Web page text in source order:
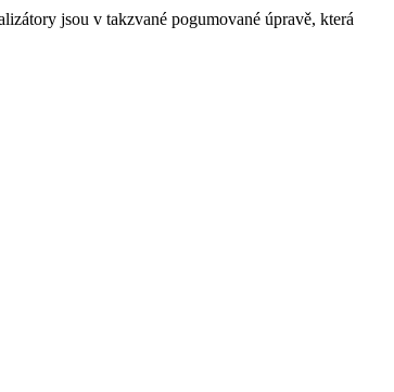
jsou v takzvané pogumované úpravě, která